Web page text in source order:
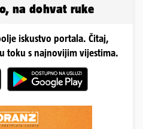
na dohvat ruke
iskustvo portala. Čitaj,
toku s najnovijim vijestima.